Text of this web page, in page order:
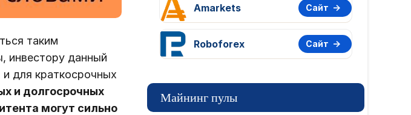
таким
инвестору данный
для краткосрочных
и долгосрочных
могут сильно
Amarkets Сайт
Roboforex Сайт
Майнинг пулы